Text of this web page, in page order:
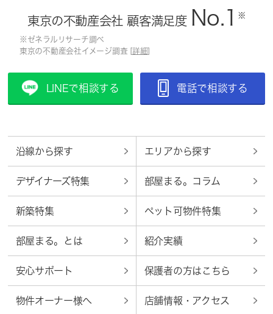
東京の不動産会社 顧客満足度 No.1 ※
※ゼネラルリサーチ調べ
東京の不動産会社イメージ調査 [ 詳細
LINEで相談する 電話で相談する
沿線から探す エリアから探す
デザイナーズ特集 部屋まる。コラム
新築特集 ペット可物件特集
部屋まる。とは 紹介実績
安心サポート 保護者の方はこちら
物件オーナー様へ 店舗情報・アクセス